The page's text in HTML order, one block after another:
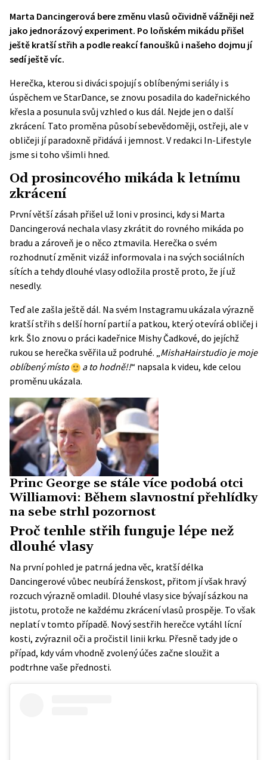
Marta Dancingerová bere změnu vlasů očividně vážněji než
jako jednorázový experiment. Po loňském mikádu přišel
ještě kratší střih a podle reakcí fanoušků i našeho dojmu jí
sedí ještě víc.
Herečka, kterou si diváci spojují s oblíbenými seriály i s
úspěchem ve StarDance, se znovu posadila do kadeřnického
křesla a posunula svůj vzhled o kus dál. Nejde jen o další
zkrácení. Tato proměna působí sebevědoměji, ostřeji, ale v
obličeji jí paradoxně přidává i jemnost. V redakci In-Lifestyle
jsme si toho všimli hned.
Od prosincového mikáda k letnímu
zkrácení
První větší zásah přišel už loni v prosinci, kdy si Marta
Dancingerová nechala vlasy zkrátit do rovného mikáda po
bradu a zároveň je o něco ztmavila. Herečka o svém
rozhodnutí změnit vizáž informovala i na svých sociálních
sítích a tehdy dlouhé vlasy odložila prostě proto, že jí už
nesedly.
Teď ale zašla ještě dál. Na svém Instagramu ukázala výrazně
kratší střih s delší horní partií a patkou, který otevírá obličej i
krk. Šlo znovu o práci kadeřnice Mishy Čadkové, do jejíchž
rukou se herečka svěřila už podruhé. „MishaHairstudio je moje
oblíbený místo
a to hodně!!“ napsala k videu, kde celou
proměnu ukázala.
Princ George se stále více podobá otci
Williamovi: Během slavnostní přehlídky
na sebe strhl pozornost
Proč tenhle střih funguje lépe než
dlouhé vlasy
Na první pohled je patrná jedna věc, kratší délka
Dancingerové vůbec neubírá ženskost, přitom jí však hravý
rozcuch výrazně omladil. Dlouhé vlasy sice bývají sázkou na
jistotu, protože ne každému zkrácení vlasů prospěje. To však
neplatí v tomto případě. Nový sestřih herečce vytáhl lícní
kosti, zvýraznil oči a pročistil linii krku. Přesně tady jde o
případ, kdy vám vhodně zvolený účes začne sloužit a
podtrhne vaše přednosti.